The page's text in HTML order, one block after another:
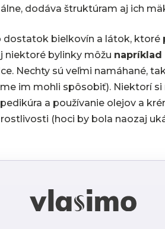
dodáva štruktúram aj ich
bielkovín a látok, ktoré
niektoré bylinky môžu napríklad
Nechty sú veľmi namáhané,
im mohli spôsobiť). Niektorí si
a používanie olejov a
(hoci by bola naozaj